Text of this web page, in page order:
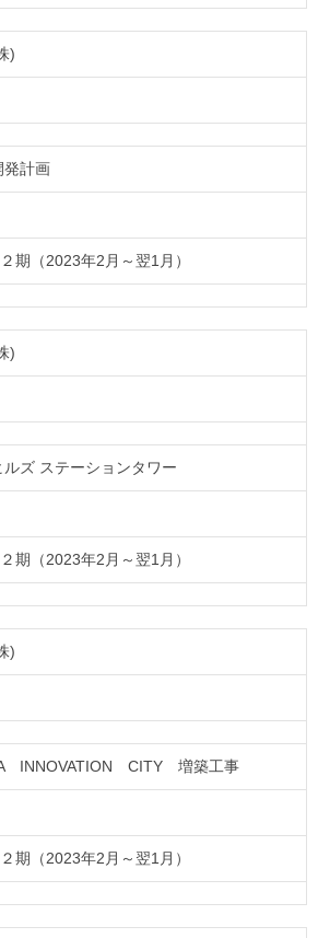
)
発計画
期（2023年2月～翌1月）
)
ルズ ステーションタワー
期（2023年2月～翌1月）
)
INNOVATION CITY 増築工事
期（2023年2月～翌1月）